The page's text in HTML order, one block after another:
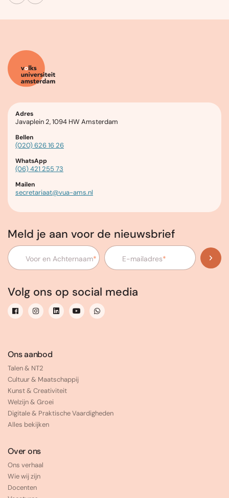
Adres
Javaplein 2, 1094 HW Amsterdam
Bellen
(020) 626 16 26
WhatsApp
(06) 421 255 73
Mailen
secretariaat@vua-ams.nl
Meld je aan voor de nieuwsbrief
Voor en Achternaam* E-mailadres*
Volg ons op social media
Ons aanbod
Talen & NT2
Cultuur & Maatschappij
Kunst & Creativiteit
Welzijn & Groei
Digitale & Praktische Vaardigheden
Alles bekijken
Over ons
Ons verhaal
Wie wij zijn
Docenten